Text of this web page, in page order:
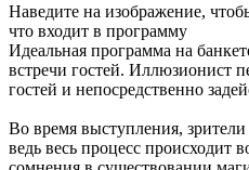
Наведите на изображение,
что входит в программу
Идеальная программа на
встречи гостей. Иллюзионист
гостей и непосредственно
Во время выступления,
ведь весь процесс происходит